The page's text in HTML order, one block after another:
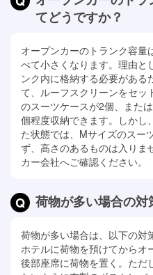
てどうですか？
オープンカーのトランク容量
べて小さくなります。理由と
ンク内に格納する必要がある
て、ルーフスクリーンをセッ
のスーツケースが2個、また
個程度収納できます。しかし
た状態では、Mサイズのスー
ず、高さのあるものは入りま
カー会社へご確認ください。
荷物が多い場合の対
荷物が多い場合は、以下の対
ホテルに荷物を預けてからオ
後部座席に荷物を置く。ただ